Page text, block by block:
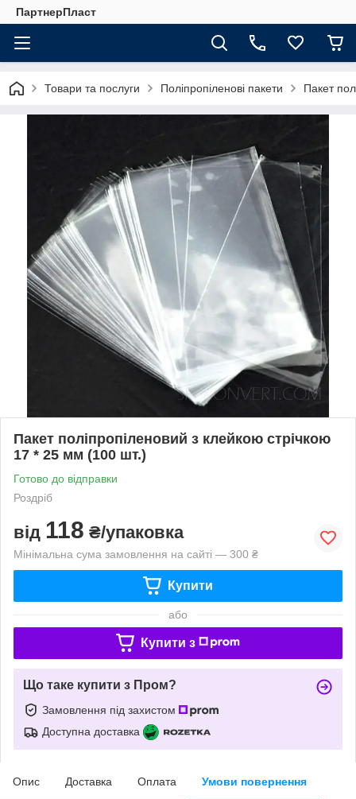
ПартнерПласт
Товари та послуги Поліпропіленові пакети Пакет
Пакет поліпропіленовий з клейкою стрічкою
17 * 25 мм (100 шт.)
Готово до відправки
Роздріб
від 118 ₴/упаковка
Мінімальна сума замовлення на сайті — 300 ₴
Купити
або
Купити з
Що таке купити з Пром?
Замовлення під захистом
Доступна доставка
Опис Доставка Оплата Умови повернення